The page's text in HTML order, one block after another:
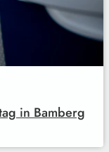
in Bamberg